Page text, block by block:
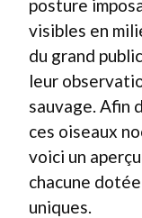
posture
visibles en
du grand
leur
sauvage. Afin
ces oiseaux
voici un
chacune
uniques.